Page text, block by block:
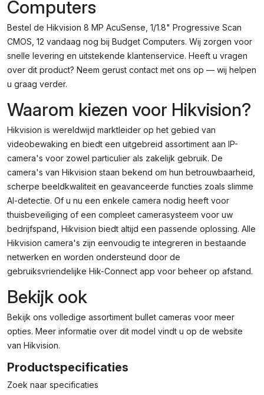
Computers
Bestel de Hikvision 8 MP AcuSense, 1/1.8" Progressive Scan
CMOS, 12 vandaag nog bij Budget Computers. Wij zorgen voor
snelle levering en uitstekende klantenservice. Heeft u vragen
over dit product? Neem gerust contact met ons op — wij helpen
u graag verder.
Waarom kiezen voor Hikvision?
Hikvision is wereldwijd marktleider op het gebied van
videobewaking en biedt een uitgebreid assortiment aan IP-
camera's voor zowel particulier als zakelijk gebruik. De
camera's van Hikvision staan bekend om hun betrouwbaarheid,
scherpe beeldkwaliteit en geavanceerde functies zoals slimme
AI-detectie. Of u nu een enkele camera nodig heeft voor
thuisbeveiliging of een compleet camerasysteem voor uw
bedrijfspand, Hikvision biedt altijd een passende oplossing. Alle
Hikvision camera's zijn eenvoudig te integreren in bestaande
netwerken en worden ondersteund door de
gebruiksvriendelijke Hik-Connect app voor beheer op afstand.
Bekijk ook
Bekijk ons volledige assortiment bullet cameras voor meer
opties. Meer informatie over dit model vindt u op de website
van Hikvision.
Productspecificaties
Zoek naar specificaties